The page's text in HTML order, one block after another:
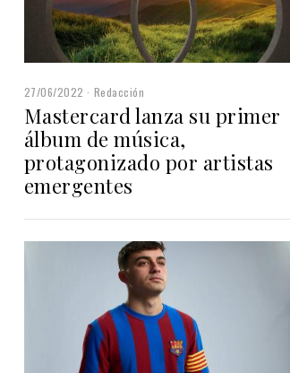
27/06/2022 Redacción
Mastercard lanza su primer
álbum de música,
protagonizado por artistas
emergentes